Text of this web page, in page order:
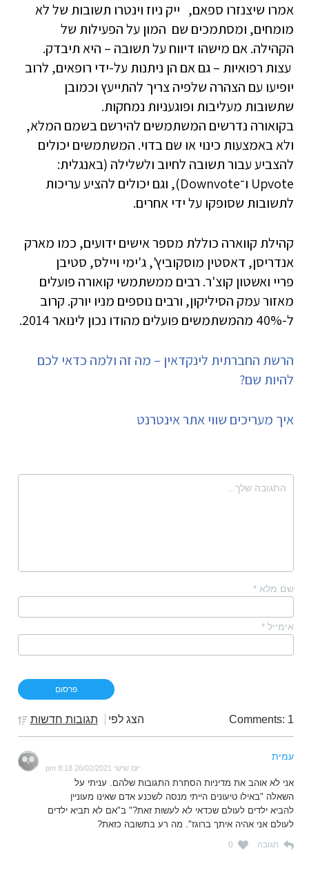
אמרו שיצנזרו ספאם, ייק ניוז וינטרו תשובות של לא
מומחים, ומסתמכים שם המון על הפעילות של
הקהילה. אם מישהו דיווח על תשובה – היא תיבדק.
עצות רפואיות – גם אם הן ניתנות על-ידי רופאים, לרוב
יופיעו עם הצהרה שלפיה צריך להתייעץ וכמובן
שתשובות מעליבות ופוגעניות נמחקות.
בקואורה נדרשים המשתמשים להירשם בשמם המלא,
ולא באמצעות כינוי או שם בדוי. המשתמשים יכולים
להצביע עבור תשובה לחיוב ולשלילה (באנגלית:
Upvote ו־Downvote), וגם יכולים להציע עריכות
לתשובות שסופקו על ידי אחרים.
קהילת קווארה כוללת מספר אישים ידועים, כמו מארק
אנדריסן, דאסטין מוסקוביץ', ג'ימי ויילס, סטיבן
פריי ואשטון קוצ'ר. רבים ממשתמשי קואורה פועלים
מאזור עמק הסיליקון, ורבים נוספים מניו יורק. קרוב
ל-40% מהמשתמשים פועלים מהודו נכון לינואר 2014.
הרשת החברתית לינקדאין – מה זה ולמה כדאי לכם
להיות שם?
איך מעריכים שווי אתר אינטרנט
שם מלא *
אימייל *
Comments: 1 הצג לפי תגובות חדשות
עמית
יום שישי 26/02/2021 8:18 pm
אני לא אוהב את מדיניות הסתרת התגובות שלהם. עניתי על
השאלה "באילו טיעונים הייתי מנסה לשכנע אדם שאינו מעוניין
להביא ילדים לעולם שכדאי לא לעשות זאת?" ב"אם לא תביא ילדים
לעולם אני אהיה איתך ברוגז". מה רע בתשובה כזאת?
תגובה 0